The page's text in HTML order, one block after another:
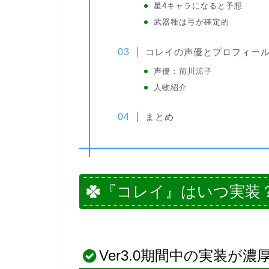
星4キャラになると予想
武器種は弓が確定的
コレイの声優とプロフィール
声優：前川涼子
人物紹介
まとめ
『コレイ』はいつ実装
Ver3.0期間中の実装が濃